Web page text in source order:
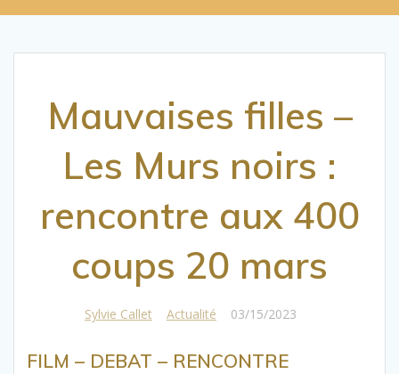
Mauvaises filles –
Les Murs noirs :
rencontre aux 400
coups 20 mars
Sylvie Callet Actualité 03/15/2023
FILM – DEBAT – RENCONTRE